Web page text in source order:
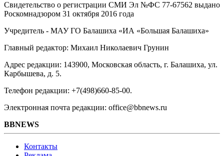
Свидетельство о регистрации СМИ Эл №ФС ‎77-67562 выдано
Роскомнадзором 31 октября 2016 года
Учредитель - МАУ ГО Балашиха «ИА «Большая Балашиха»
Главный редактор: Михаил Николаевич Грунин
Адрес редакции: 143900, Московская область, г. Балашиха, ул.
Карбышева, д. 5.
Телефон редакции: +7(498)660-85-00.
Электронная почта редакции: office@bbnews.ru
BBNEWS
Контакты